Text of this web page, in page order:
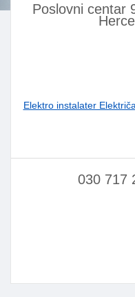
Poslovni centar
Elektro instalater
030 717